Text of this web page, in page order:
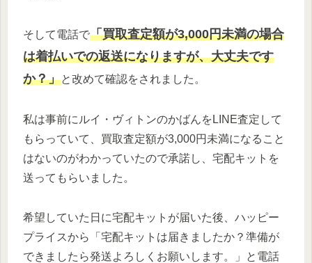
そして電話で「買取査定額が3,000円未満の場合
は着払いでの返送になりますが、大丈夫です
か？」と改めて確認をされました。
私は事前にルイ・ヴィトンのかばんをLINE査定して
もらっていて、買取査定額が3,000円未満になること
はないのがわかっていたので承諾し、宅配キットを
送ってもらいました。
希望していた日に宅配キットが届いた後、ハッピー
プライスから「宅配キットは届きましたか？準備が
できましたら発送よろしくお願いします。」と電話